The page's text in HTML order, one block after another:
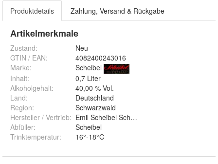
Produktdetails Zahlung, Versand & Rückgabe
Artikelmerkmale
Zustand:
Neu
GTIN / EAN:
4082400243016
Marke:
Scheibel
Inhalt:
0,7 Liter
Alkoholgehalt:
40,00 % Vol.
Land:
Deutschland
Region:
Schwarzwald
Hersteller / Vertrieb: Emil Scheibel Schwarzwald-Brennerei
Abfüller:
Scheibel
Trinktemperatur: 16°-18°C